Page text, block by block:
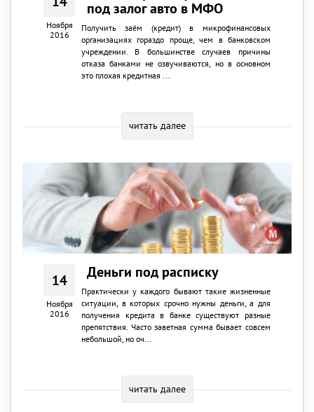
Ноября
2016
под залог авто в МФО
Получить заём (кредит) в микрофинансовых
организациях гораздо проще, чем в банковском
учреждении. В большинстве случаев причины
отказа банками не озвучиваются, но в основном
это плохая кредитная ...
читать далее
14
Ноября
2016
Деньги под расписку
Практически у каждого бывают такие жизненные
ситуации, в которых срочно нужны деньги, а для
получения кредита в банке существуют разные
препятствия. Часто заветная сумма бывает совсем
небольшой, но оч...
читать далее